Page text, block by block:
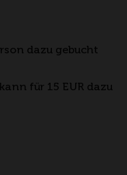
dazu gebucht
für 15 EUR dazu